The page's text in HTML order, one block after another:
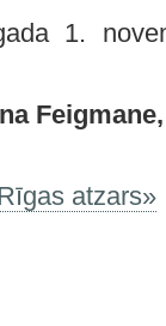
1.
atzars»